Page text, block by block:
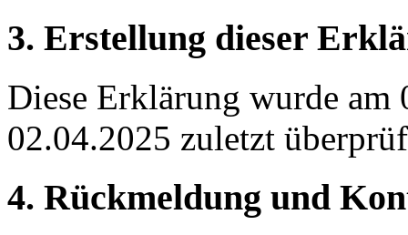
3. Erstellung dieser
Diese Erklärung wurde am
02.04.2025 zuletzt
4. Rückmeldung und